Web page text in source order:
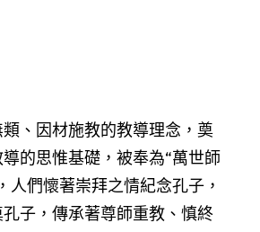
、因材施教的教導理念，奠
的思惟基礎，被奉為“萬世師
人們懷著崇拜之情紀念孔子，
子，傳承著尊師重教、慎終